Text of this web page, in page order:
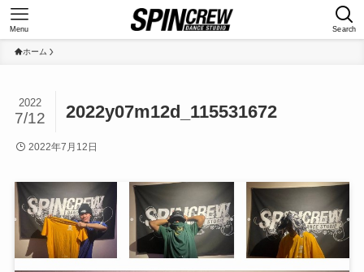
Search
Menu
ホーム
2022y07m12d_115531672
2022
7/12
2022年7月12日